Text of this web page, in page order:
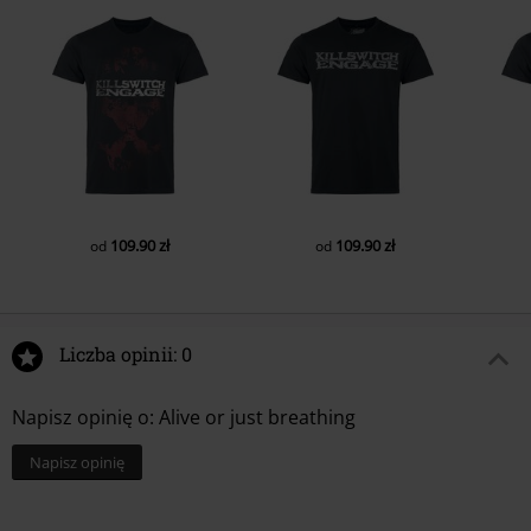
od 109.90 zł od 109.90 zł
Liczba opinii: 0
Napisz opinię o: Alive or just breathing
Napisz opinię